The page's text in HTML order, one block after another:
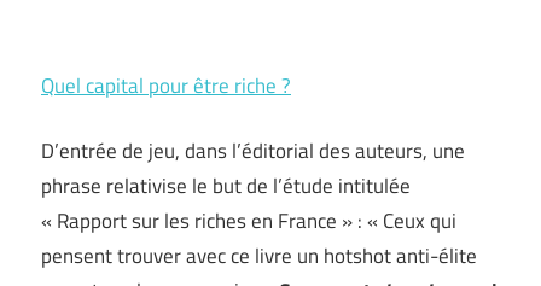
Quel capital pour être riche ?
D’entrée de jeu, dans l’éditorial des auteurs, une
phrase relativise le but de l’étude intitulée
« Rapport sur les riches en France » : « Ceux qui
pensent trouver avec ce livre un hotshot anti-élite